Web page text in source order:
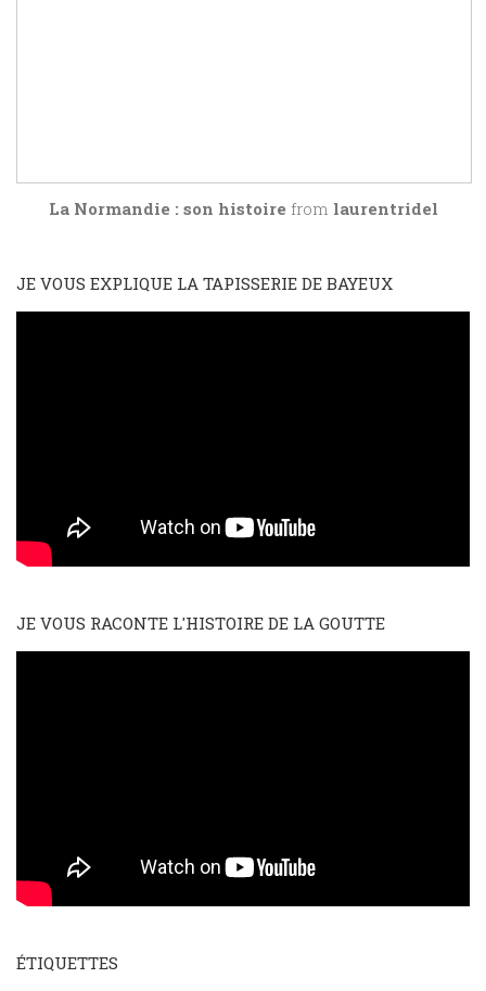
La Normandie : son histoire from laurentridel
JE VOUS EXPLIQUE LA TAPISSERIE DE BAYEUX
JE VOUS RACONTE L'HISTOIRE DE LA GOUTTE
ÉTIQUETTES